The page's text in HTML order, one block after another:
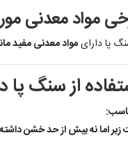
پا دارایمواد معدنی مفید
از سنگ پا
زبر اما نه بیش از حد خشن داشته